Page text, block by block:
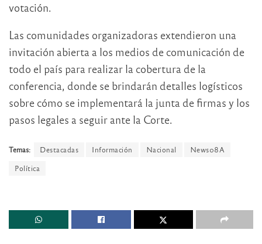
votación.
Las comunidades organizadoras extendieron una
invitación abierta a los medios de comunicación de
todo el país para realizar la cobertura de la
conferencia, donde se brindarán detalles logísticos
sobre cómo se implementará la junta de firmas y los
pasos legales a seguir ante la Corte.
Temas: Destacadas Información Nacional
News08A
Política